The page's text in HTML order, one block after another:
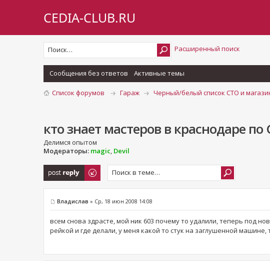
CEDIA-CLUB.RU
Расширенный поиск
Сообщения без ответов Активные темы
Список форумов Гараж Черный/белый список СТО и
кто знает мастеров в краснодаре по
Делимся опытом
Модераторы: magic, Devil
Ответить
Владислав » Ср, 18 июн 2008 14:08
всем снова здрасте, мой ник 603 почему то удалили, теперь под
рейкой и где делали, у меня какой то стук на заглушенной машине,